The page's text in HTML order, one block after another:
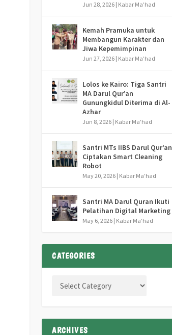
Jun 28, 2026 | Kabar Ma'had
Kemah Pramuka untuk
Membangun Karakter dan
Jiwa Kepemimpinan
Jun 27, 2026 | Kabar Ma'had
Lolos ke Kairo: Tiga Santri
MA Darul Qur’an
Gunungkidul Diterima di Al-
Azhar
Jun 8, 2026 | Kabar Ma'had
Santri MTs IIBS Darul Qur’an
Ciptakan Smart Cleaning
Robot
May 20, 2026 | Kabar Ma'had
Santri MA Darul Quran Ikuti
Pelatihan Digital Marketing
May 6, 2026 | Kabar Ma'had
CATEGORIES
ARCHIVES